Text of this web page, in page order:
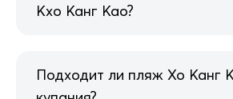
Кхо Канг Као?
Подходит ли пляж Хо Канг